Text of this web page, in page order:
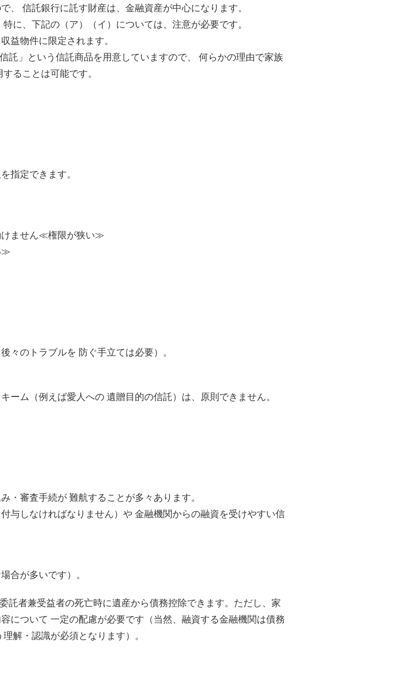
信託銀行に託す財産は、金融資産が中心になります。
に、下記の（ア）（イ）については、注意が必要です。
益物件に限定されます。
託」という信託商品を用意していますので、 何らかの理由で家族
ることは可能です。
指定できます。
けません≪権限が狭い≫
≫
々のトラブルを 防ぐ手立ては必要）。
ム（例えば愛人への 遺贈目的の信託）は、原則できません。
審査手続が 難航することが多々あります。
与しなければなりません）や 金融機関からの融資を受けやすい信
合が多いです）。
者兼受益者の死亡時に遺産から債務控除できます。ただし、家
について 一定の配慮が必要です（当然、融資する金融機関は債務
解・認識が必須となります）。